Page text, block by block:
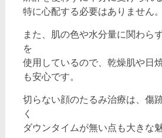
特に心配する必要はありません。
また、肌の色や水分量に関わら
を
使用しているので、乾燥肌や日
も安心です。
切らない顔のたるみ治療は、傷
く
ダウンタイムが無い点も大きな